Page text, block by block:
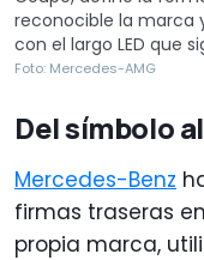
reconocible la marca
con el largo LED que
Foto: Mercedes-AMG
Del símbolo
Mercedes-Benz
firmas traseras
propia marca,